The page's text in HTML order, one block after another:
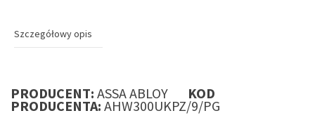
Szczegółowy opis
PRODUCENT: ASSA ABLOY KOD
PRODUCENTA: AHW300UKPZ/9/PG